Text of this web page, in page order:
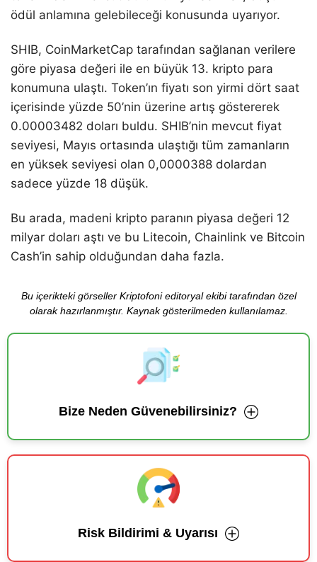
ödül anlamına gelebileceği konusunda uyarıyor.
SHIB, CoinMarketCap tarafından sağlanan verilere
göre piyasa değeri ile en büyük 13. kripto para
konumuna ulaştı. Token’ın fiyatı son yirmi dört saat
içerisinde yüzde 50’nin üzerine artış göstererek
0.00003482 doları buldu. SHIB’nin mevcut fiyat
seviyesi, Mayıs ortasında ulaştığı tüm zamanların
en yüksek seviyesi olan 0,0000388 dolardan
sadece yüzde 18 düşük.
Bu arada, madeni kripto paranın piyasa değeri 12
milyar doları aştı ve bu Litecoin, Chainlink ve Bitcoin
Cash’in sahip olduğundan daha fazla.
Bu içerikteki görseller Kriptofoni editoryal ekibi tarafından özel
olarak hazırlanmıştır. Kaynak gösterilmeden kullanılamaz.
Bize Neden Güvenebilirsiniz?
Risk Bildirimi & Uyarısı